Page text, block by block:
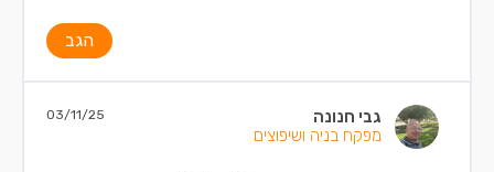
הגב
גבי חנונה
מפקח בניה ושיפוצים
03/11/25